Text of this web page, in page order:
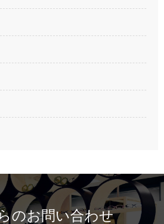
のお問い合わせ